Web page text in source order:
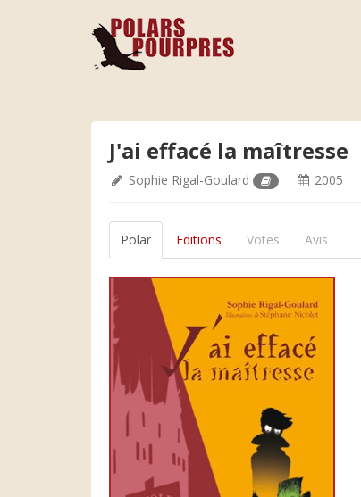
J'ai effacé la maîtresse
Sophie Rigal-Goulard 2005
Polar Editions Votes Avis